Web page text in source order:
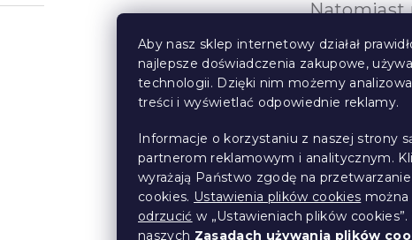
Aby nasz sklep internetowy działał
najlepsze doświadczenia zakupowe,
technologii. Dzięki nim możemy
treści i wyświetlać odpowiednie reklamy.
Informacje o korzystaniu z naszej strony
partnerom reklamowym i analitycznym.
wyrażają Państwo zgodę na
cookies. Ustawienia plików cookies można
odrzucić w „Ustawieniach plików
naszych Zasadach używania plików
Natomiast